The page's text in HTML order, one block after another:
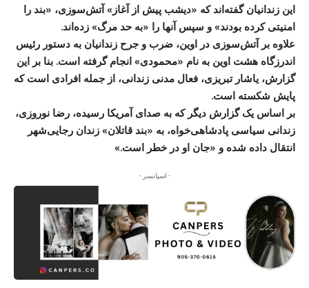
این زندانیان گفته‌اند که «دیشب پیش از آغاز» آتش‌سوزی، «بند را
امنیتی کرده بودند» و سپس آنها را «به حد مرگ» زده‌اند.
علاوه بر آتش‌سوزی در اوین، ضرب و جرح زندانیان به دستور رئیس
اندرزگاه هشت اوین به نام «محمودی» انجام گرفته است. بنا بر این
گزارش، یاشار تبریزی، فعال مدنی زندانی، از جمله افرادی است که
پایش شکسته است.
بر اساس یک گزارش دیگر که به صدای آمریکا رسیده، رضا نوروزی،
زندانی سیاسی پادشاهی‌خواه، به «بند قاتلان» زندان رجایی‌شهر
انتقال داده شده و «جان او در خطر است.»
- اسپانسر -